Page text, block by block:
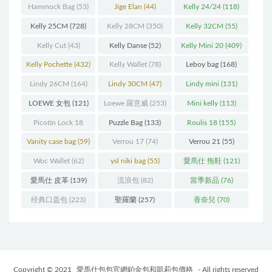
(216) (60)
Hammock Bag (53) Jige Elan (44) Kelly 24/24 (118)
Kelly 25CM (728) Kelly 28CM (350) Kelly 32CM (55)
Kelly Cut(43) Kelly Danse(52) Kelly Mini 20 (409)
Kelly Pochette (432) Kelly Wallet(78) Leboy bag (168)
Lindy 26CM (164) Lindy 30CM (47) Lindy mini (131)
LOEWE 女包(121) Loewe 羅意威(253) Mini kelly(113)
Picotin Lock 18
(202)
Puzzle Bag (133) Roulis 18 (155)
Vanity case bag (59) Verrou 17(74) Verrou 21 (55)
Woc Wallet(62) ysl niki bag(55) 愛馬仕 拖鞋(121)
愛馬仕 皮革(139) 流浪包(82) 當季新品 (76)
经典口盖包 (223) 聖羅蘭 (257) 香奈兒 (70)
Copyright © 2021 愛馬仕包包官網鉑金包和凱莉包價格 - All rights reserved